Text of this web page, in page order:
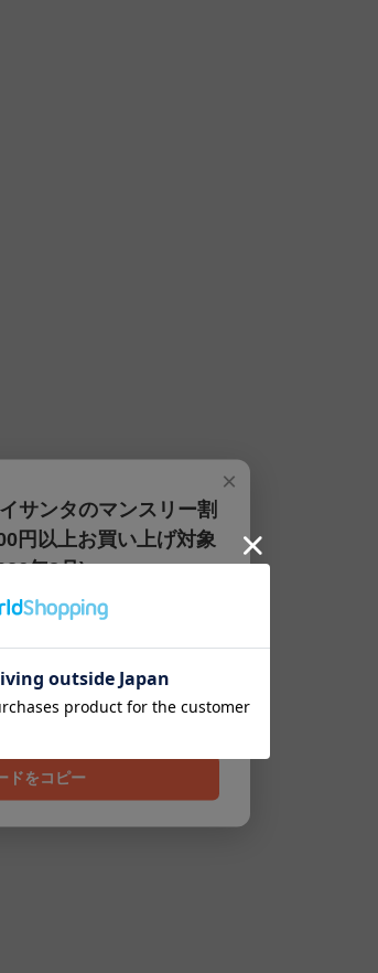
×
サンタのマンスリー割
円以上お買い上げ対象
年8月)
円以上お買上げでご利用可能
1日～8月31日まで
ドをコピー